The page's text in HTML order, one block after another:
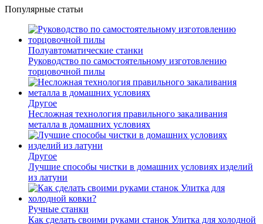
Популярные статьи
Полуавтоматические станки
Руководство по самостоятельному изготовлению
торцовочной пилы
Другое
Несложная технология правильного закаливания
металла в домашних условиях
Другое
Лучшие способы чистки в домашних условиях изделий
из латуни
Ручные станки
Как сделать своими руками станок Улитка для холодной